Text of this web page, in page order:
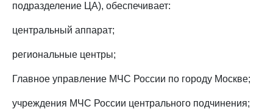
подразделение ЦА), обеспечивает:
центральный аппарат;
региональные центры;
Главное управление МЧС России по городу Москве;
учреждения МЧС России центрального подчинения;